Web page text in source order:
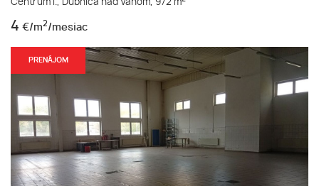
Centrum I., Dubnica nad Váhom, 972 m
4 €/m2/mesiac
PRENÁJOM